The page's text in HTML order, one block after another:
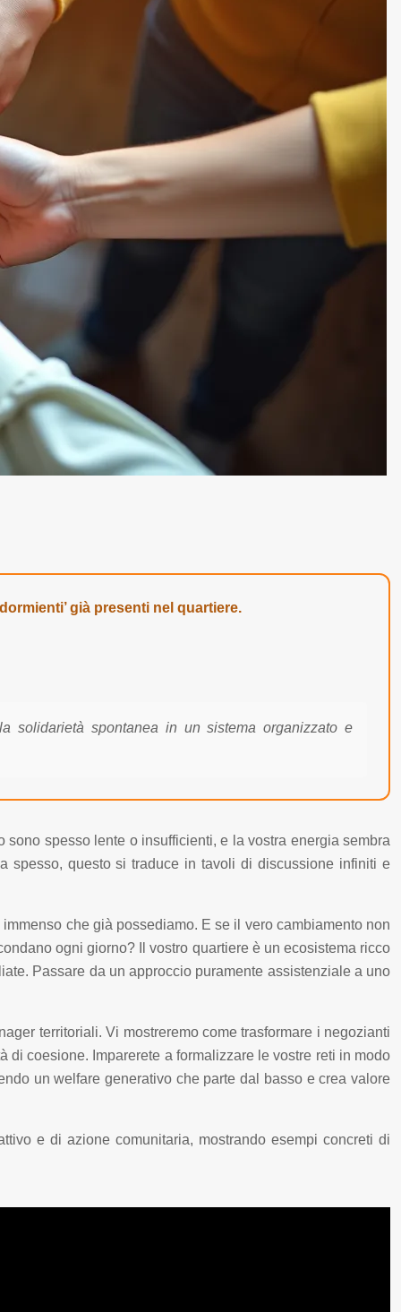
già presenti nel quartiere.
solidarietà spontanea in un sistema organizzato e
spesso lente o insufficienti, e la vostra energia sembra
spesso, questo si traduce in tavoli di discussione infiniti e
che già possediamo. E se il vero cambiamento non
ogni giorno? Il vostro quartiere è un ecosistema ricco
Passare da un approccio puramente assistenziale a uno
territoriali. Vi mostreremo come trasformare i negozianti
coesione. Imparerete a formalizzare le vostre reti in modo
un welfare generativo che parte dal basso e crea valore
e di azione comunitaria, mostrando esempi concreti di